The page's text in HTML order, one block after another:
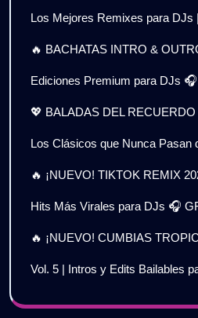
Los Mejores Remixes para DJs
🔥 BACHATAS INTRO &
Ediciones Premium para DJs
💖 BALADAS DEL RECUERDO
Los Clásicos que Nunca Pasan
🔥 ¡NUEVO! TIKTOK REMIX
Hits Más Virales para DJs 🎧
🔥 ¡NUEVO! CUMBIAS
Vol. 5 | Intros y Edits Bailables